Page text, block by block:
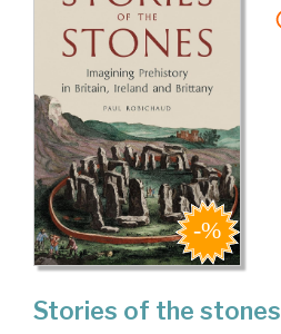
Stories of the stones